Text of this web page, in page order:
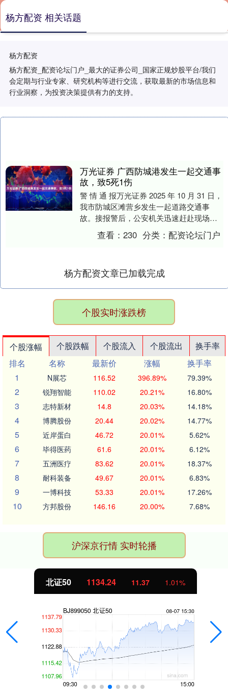
杨方配资
杨方配资_配资论坛门户_最大的证券公司_国家正规炒股平台/我们
会定期与行业专家、研究机构等进行交流，获取最新的市场信息和
行业洞察，为投资决策提供有力的支持。
杨方配资 相关话题
万光证券 广西防城港发生一起交通事
故，致5死1伤
警 情 通 报万光证券 2025 年 10 月 31 日，
我市防城区滩营乡发生一起道路交通事
故。接报警后，公安机关迅速赶赴现场处
置，并联动相关部门开展救援救治工....
查看：230 分类：配资论坛门户
杨方配资文章已加载完成
个股实时涨跌榜
个股涨幅 个股跌幅 个股流入 个股流出
换手率
排名
名称 最新价 涨幅
换手率
1
N展芯 116.52 396.89% 79.39%
2 锐翔智能 110.02 20.21% 16.80%
3 志特新材 14.8 20.03% 14.18%
4 博腾股份 20.44 20.02% 14.77%
5 近岸蛋白 46.72 20.01% 5.62%
6 毕得医药 61.6 20.01% 6.12%
7 五洲医疗 83.62 20.01% 18.37%
8 耐科装备 49.67 20.01% 6.83%
9 一博科技 53.33 20.01% 17.26%
10 方邦股份 146.16 20.00% 7.68%
沪深京行情 实时轮播
北证50 1134.24 11.37 1.01%